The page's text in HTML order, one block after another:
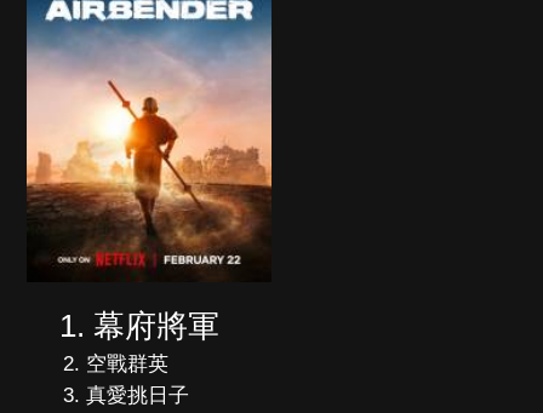
幕府將軍
空戰群英
真愛挑日子